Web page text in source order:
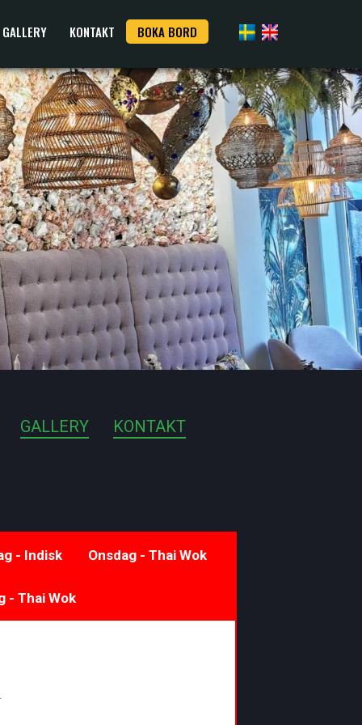
GALLERY KONTAKT BOKA BORD
GALLERY KONTAKT
- Indisk Onsdag - Thai Wok
- Thai Wok